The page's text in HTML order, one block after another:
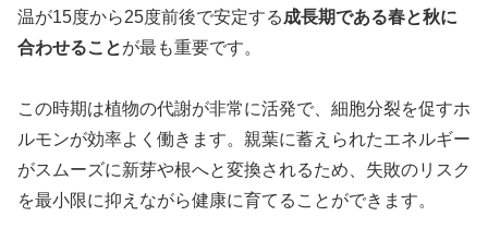
温が15度から25度前後で安定する成長期である春と秋に
合わせることが最も重要です。
この時期は植物の代謝が非常に活発で、細胞分裂を促すホ
ルモンが効率よく働きます。親葉に蓄えられたエネルギー
がスムーズに新芽や根へと変換されるため、失敗のリスク
を最小限に抑えながら健康に育てることができます。